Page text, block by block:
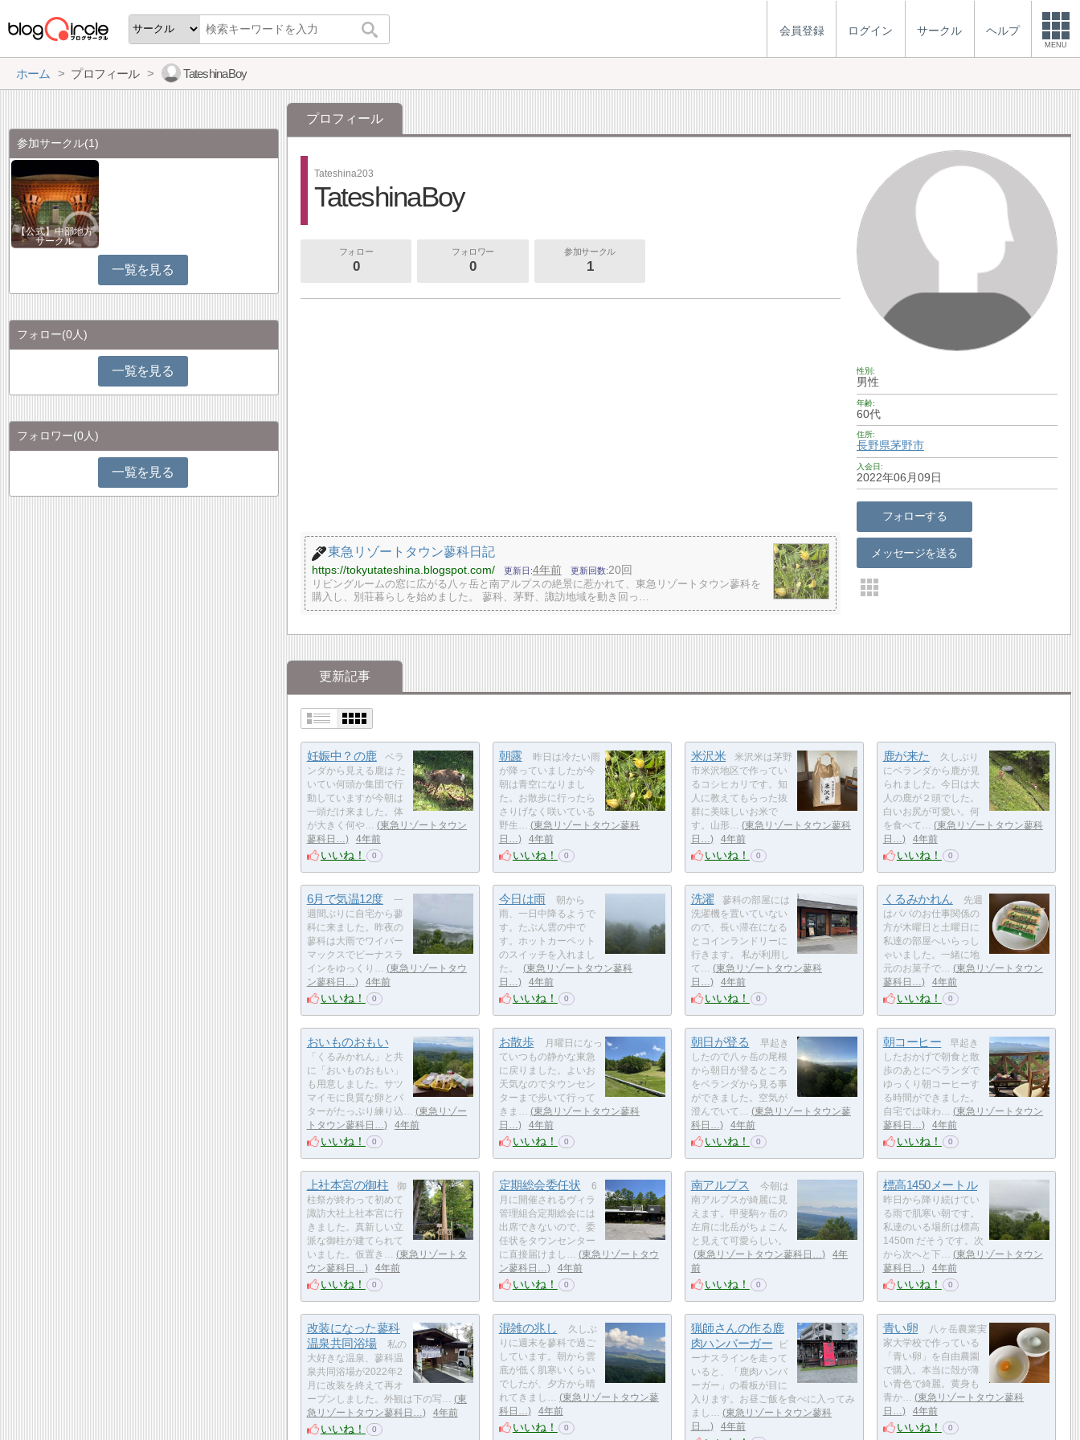
会員登録 ログイン サークル ヘルプ
MENU
ホーム プロフィール TateshinaBoy
プロフィール
Tateshina203
TateshinaBoy
フォロー
0
フォロワー
0
参加サークル
1
性別
男性
年齢
60代
住所
長野県茅野市
入会日
2022年06月09日
フォローする
メッセージを送る
東急リゾートタウン蓼科日記
https://tokyutateshina.blogspot.com/ 更新日 4年前 更新回数 20回
リビングルームの窓に広がる八ヶ岳と南アルプスの絶景に惹かれて、東急リゾートタウン蓼科を
購入し、別荘暮らしを始めました。 蓼科、茅野、諏訪地域を動き回っ…
更新記事
妊娠中？の鹿
ベラ
ンダから見える鹿は た
いてい何頭か集団で行
動していますが今朝は
一頭だけ来ました。体
が大きく何や…
東急リゾートタウン
蓼科日…
4年前
いいね！ 0
朝露
昨日は冷たい雨
が降っていましたが今
朝は青空になりまし
た。お散歩に行ったら
さりげなく咲いている
野生…
東急リゾートタウン蓼科
日…
4年前
いいね！ 0
米沢米
米沢米は茅野
市米沢地区で作ってい
るコシヒカリです。知
人に教えてもらった抜
群に美味しいお米で
す。山形…
東急リゾートタウン蓼科
日…
4年前
いいね！ 0
鹿が来た
久しぶり
にベランダから鹿が見
られました。今日は大
人の鹿が２頭でした。
白いお尻が可愛い。何
を食べて…
東急リゾートタウン蓼科
日…
4年前
いいね！ 0
6月で気温12度
一
週間ぶりに自宅から蓼
科に来ました。昨夜の
蓼科は大雨でワイパー
マックスでビーナスラ
インをゆっくり…
東急リゾートタウ
ン蓼科日…
4年前
いいね！ 0
今日は雨
朝から
雨、一日中降るようで
す。たぶん雲の中で
す。ホットカーペット
のスイッチを入れまし
た。
東急リゾートタウン蓼科
日…
4年前
いいね！ 0
洗濯
蓼科の部屋には
洗濯機を置いていない
ので、長い滞在になる
とコインランドリーに
行きます。 私が利用し
て…
東急リゾートタウン蓼科
日…
4年前
いいね！ 0
くるみかれん
先週
はパパのお仕事関係の
方が木曜日と土曜日に
私達の部屋へいらっし
ゃいました。一緒に地
元のお菓子で…
東急リゾートタウン
蓼科日…
4年前
いいね！ 0
おいものおもい
「くるみかれん」と共
に「おいものおもい」
も用意しました。サツ
マイモに良質な卵とバ
ターがたっぷり練り込…
東急リゾー
トタウン蓼科日…
4年前
いいね！ 0
お散歩
月曜日になっ
ていつもの静かな東急
に戻りました。よいお
天気なのでタウンセン
ターまで歩いて行って
きま…
東急リゾートタウン蓼科
日…
4年前
いいね！ 0
朝日が登る
早起き
したので八ヶ岳の尾根
から朝日が登るところ
をベランダから見る事
ができました。空気が
澄んでいて…
東急リゾートタウン蓼
科日…
4年前
いいね！ 0
朝コーヒー
早起き
したおかげで朝食と散
歩のあとにベランダで
ゆっくり朝コーヒーす
る時間ができました。
自宅では味わ…
東急リゾートタウン
蓼科日…
4年前
いいね！ 0
上社本宮の御柱
御
柱祭が終わって初めて
諏訪大社上社本宮に行
きました。真新しい立
派な御柱が建てられて
いました。仮置き…
東急リゾートタ
ウン蓼科日…
4年前
いいね！ 0
定期総会委任状
6
月に開催されるヴィラ
管理組合定期総会には
出席できないので、委
任状をタウンセンター
に直接届けまし…
東急リゾートタウ
ン蓼科日…
4年前
いいね！ 0
南アルプス
今朝は
南アルプスが綺麗に見
えます。甲斐駒ヶ岳の
左肩に北岳がちょこん
と見えて可愛らしい。
東急リゾートタウン蓼科日…
4年
前
いいね！ 0
標高1450メートル
昨日から降り続けてい
る雨で肌寒い朝です。
私達のいる場所は標高
1450m だそうです。次
から次へと下…
東急リゾートタウン
蓼科日…
4年前
いいね！ 0
改装になった蓼科
温泉共同浴場
私の
大好きな温泉、蓼科温
泉共同浴場が2022年2
月に改装を終えて再オ
ープンしました。外観は下の写…
東
急リゾートタウン蓼科日…
4年前
いいね！ 0
混雑の兆し
久しぶ
りに週末を蓼科で過ご
しています。朝から雲
底が低く肌寒いくらい
でしたが、夕方から晴
れてきまし…
東急リゾートタウン蓼
科日…
4年前
いいね！ 0
猟師さんの作る鹿
肉ハンバーガー
ビ
ーナスラインを走って
いると、「鹿肉ハンバ
ーガー」の看板が目に
入ります。お昼ご飯を食べに入ってみ
まし…
東急リゾートタウン蓼科
日…
4年前
青い卵
八ヶ岳農業実
家大学校で作っている
「青い卵」を自由農園
で購入。本当に殻が薄
い青色で綺麗。黄身も
青か…
東急リゾートタウン蓼科
日…
4年前
いいね！ 0
参加サークル(1)
【公式】中部地方
サークル
一覧を見る
フォロー(0人)
一覧を見る
フォロワー(0人)
一覧を見る